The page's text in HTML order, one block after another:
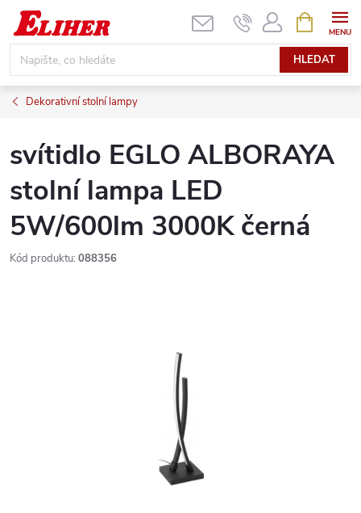
Přejít
obsah
HLEDAT
NÁKUPNÍ
KOŠÍK
Dekorativní stolní lampy
svítidlo EGLO ALBORAYA
stolní lampa LED
5W/600lm 3000K černá
Kód produktu: 088356